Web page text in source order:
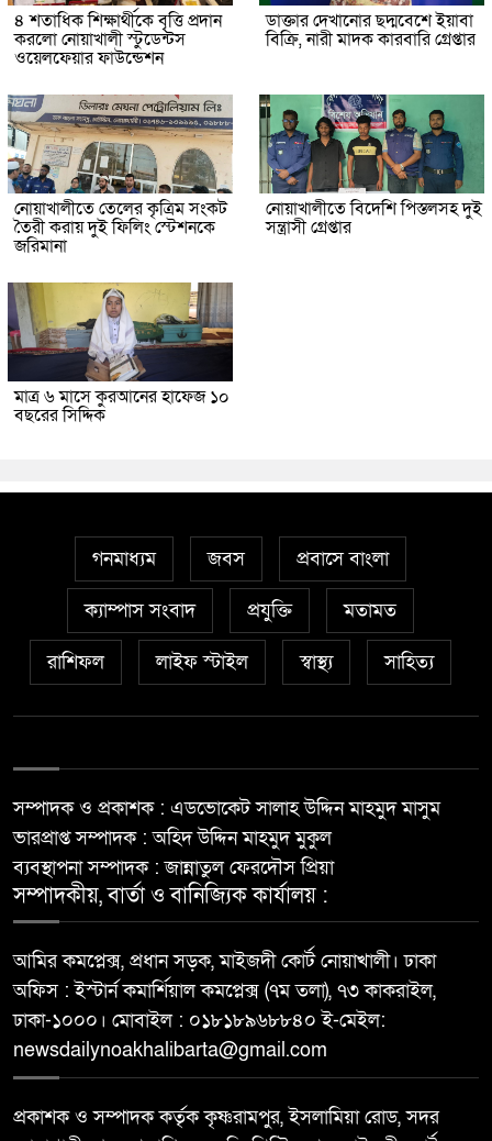
৪ শতাধিক শিক্ষার্থীকে বৃত্তি প্রদান
করলো নোয়াখালী স্টুডেন্টস
ওয়েলফেয়ার ফাউন্ডেশন
ডাক্তার দেখানোর ছদ্মবেশে ইয়াবা
বিক্রি, নারী মাদক কারবারি গ্রেপ্তার
নোয়াখালীতে তেলের কৃত্রিম সংকট
তৈরী করায় দুই ফিলিং স্টেশনকে
জরিমানা
নোয়াখালীতে বিদেশি পিস্তলসহ দুই
সন্ত্রাসী গ্রেপ্তার
মাত্র ৬ মাসে কুরআনের হাফেজ ১০
বছরের সিদ্দিক
গনমাধ্যম জবস প্রবাসে বাংলা
ক্যাম্পাস সংবাদ প্রযুক্তি মতামত
রাশিফল লাইফ স্টাইল স্বাস্থ্য সাহিত্য
সম্পাদক ও প্রকাশক : এডভোকেট সালাহ উদ্দিন মাহমুদ মাসুম
ভারপ্রাপ্ত সম্পাদক : অহিদ উদ্দিন মাহমুদ মুকুল
ব্যবস্থাপনা সম্পাদক : জান্নাতুল ফেরদৌস প্রিয়া
সম্পাদকীয়, বার্তা ও বানিজ্যিক কার্যালয় :
আমির কমপ্লেক্স, প্রধান সড়ক, মাইজদী কোর্ট নোয়াখালী। ঢাকা
অফিস : ইস্টার্ন কমার্শিয়াল কমপ্লেক্স (৭ম তলা), ৭৩ কাকরাইল,
ঢাকা-১০০০। মোবাইল : ০১৮১৮৯৬৮৮৪০ ই-মেইল:
newsdailynoakhalibarta@gmail.com
প্রকাশক ও সম্পাদক কর্তৃক কৃষ্ণরামপুর, ইসলামিয়া রোড, সদর